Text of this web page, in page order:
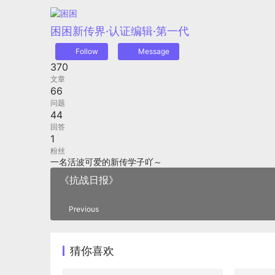
困困新传界·认证编辑·第一代
Follow Message
370
文章
66
问题
44
回答
1
粉丝
一名活波可爱的新传学子吖～
《抗战日报》
Previous
猜你喜欢